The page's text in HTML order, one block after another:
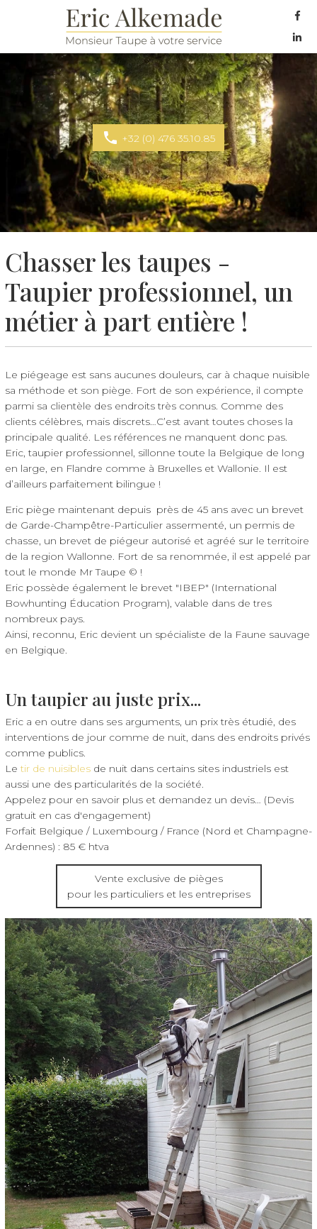
sur
+32 (0) 476 35.10.85
Chasser les taupes -
Taupier professionnel, un
métier à part entière !
Le piégeage est sans aucunes douleurs, car à chaque nuisible
sa méthode et son piège. Fort de son expérience, il compte
parmi sa clientèle des endroits très connus. Comme des
clients célèbres, mais discrets…C’est avant toutes choses la
principale qualité. Les références ne manquent donc pas.
Eric, taupier professionnel, sillonne toute la Belgique de long
en large, en Flandre comme à Bruxelles et Wallonie. Il est
d’ailleurs parfaitement bilingue !
Eric piège maintenant depuis près de 45 ans avec un brevet
de Garde-Champêtre-Particulier assermenté, un permis de
chasse, un brevet de piégeur autorisé et agréé sur le territoire
de la region Wallonne. Fort de sa renommée, il est appelé par
tout le monde Mr Taupe ©️ !
Eric possède également le brevet "IBEP" (International
Bowhunting Éducation Program), valable dans de tres
nombreux pays.
Ainsi, reconnu, Eric devient un spécialiste de la Faune sauvage
en Belgique.
Un taupier au juste prix...
Eric a en outre dans ses arguments, un prix très étudié, des
interventions de jour comme de nuit, dans des endroits privés
comme publics.
Le tir de nuisibles de nuit dans certains sites industriels est
aussi une des particularités de la société.
Appelez pour en savoir plus et demandez un devis… (Devis
gratuit en cas d'engagement)
Forfait Belgique / Luxembourg / France (Nord et Champagne-
Ardennes) : 85 € htva
Vente exclusive de pièges
pour les particuliers et les entreprises